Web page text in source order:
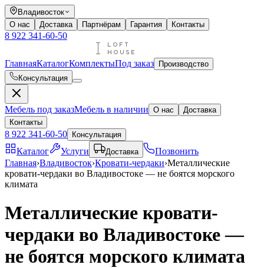
Владивосток
О нас
Доставка Партнёрам Гарантия Контакты
8 922 341-60-50
ГлавнаяКаталогКомплектыПод заказ
Производство
Консультация
Мебель под заказМебель в наличии О нас
Доставка
Контакты
8 922 341-60-50 Консультация
Каталог Услуги Доставка
Позвонить
Главная›Владивосток›Кровати-чердаки›Металлические
кровати-чердаки во Владивостоке — не боятся морского
климата
Металлические кровати-
чердаки во Владивостоке —
не боятся морского климата